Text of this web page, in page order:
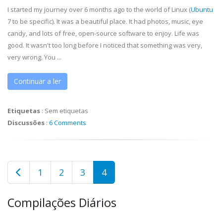
I started my journey over 6 months ago to the world of Linux (Ubuntu
7 to be specific). It was a beautiful place. It had photos, music, eye
candy, and lots of free, open-source software to enjoy. Life was
good. It wasn't too long before I noticed that something was very,
very wrong. You ...
Continuar a ler
Etiquetas : Sem etiquetas
Discussões : 6 Comments
1 2 3 4
Compilações Diários